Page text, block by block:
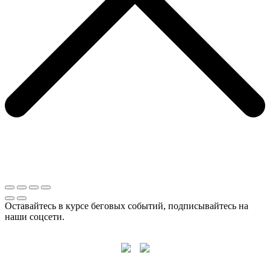
Оставайтесь в курсе беговых событий, подписывайтесь на
наши соцсети.